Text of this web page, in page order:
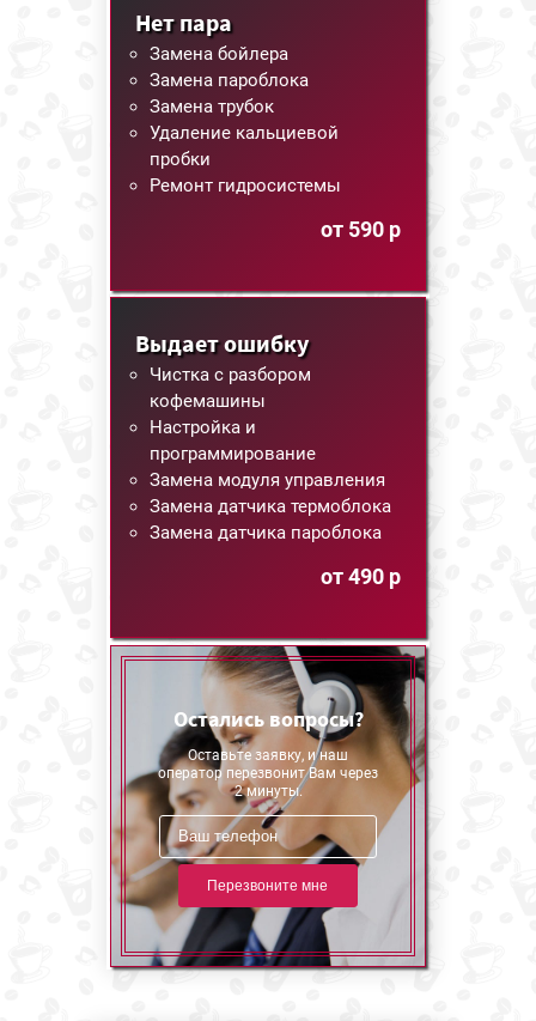
Нет пара
Замена бойлера
Замена пароблока
Замена трубок
Удаление кальциевой
пробки
Ремонт гидросистемы
от 590 р
Выдает ошибку
Чистка с разбором
кофемашины
Настройка и
программирование
Замена модуля управления
Замена датчика термоблока
Замена датчика пароблока
от 490 р
Остались вопросы?
Оставьте заявку, и наш
оператор перезвонит Вам через
2 минуты.
Перезвоните мне